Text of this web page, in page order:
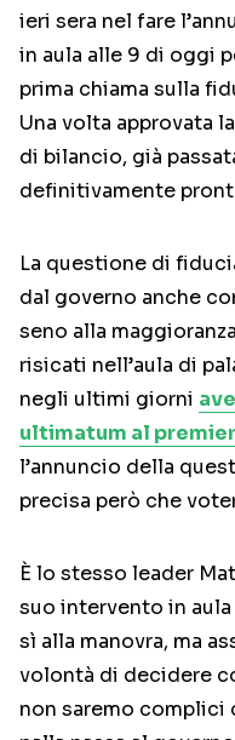
ieri sera nel fare
in aula alle 9 di oggi
prima chiama sulla
Una volta approvata
di bilancio, già
definitivamente
La questione di
dal governo anche
seno alla
risicati nell’aula di
negli ultimi giorni
ultimatum al
l’annuncio della
precisa però che
È lo stesso leader
suo intervento in
sì alla manovra, ma
volontà di decidere
non saremo complici